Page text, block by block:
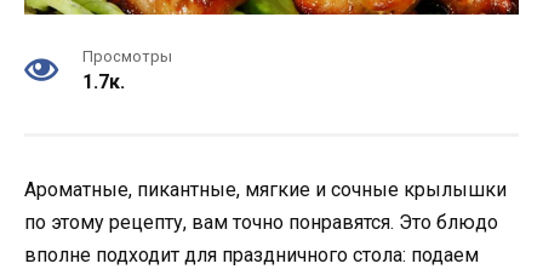
Просмотры
1.7к.
Ароматные, пикантные, мягкие и сочные крылышки
по этому рецепту, вам точно понравятся. Это блюдо
вполне подходит для праздничного стола: подаем